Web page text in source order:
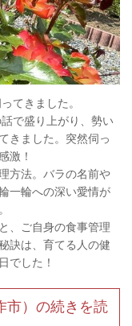
てきました。
で盛り上がり、勢い
きました。突然伺っ
激！
方法。バラの名前や
一輪への深い愛情が
、ご自身の食事管理
訣は、育てる人の健
でした！
市）の続きを読